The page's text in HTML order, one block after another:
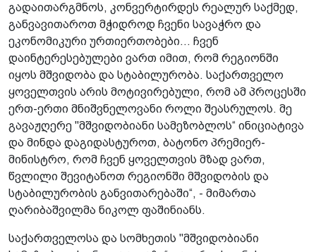
გადაითარგმნოს, კონვერტირდეს რეალურ საქმედ,
განვავითაროთ მჭიდროდ ჩვენი სავაჭრო და
ეკონომიკური ურთიერთობები... ჩვენ
დაინტერესებულები ვართ იმით, რომ რეგიონში
იყოს მშვიდობა და სტაბილურობა. საქართველო
ყოველთვის არის მოტივირებული, რომ ამ პროცესში
ერთ-ერთი მნიშვნელოვანი როლი შეასრულოს. მე
გავაჟღერე "მშვიდობიანი სამეზობლოს“ ინიციატივა
და მინდა დაგიდასტუროთ, ბატონო პრემიერ-
მინისტრო, რომ ჩვენ ყოველთვის მზად ვართ,
წვლილი შევიტანოთ რეგიონში მშვიდობის და
სტაბილურობის განვითარებაში“, - მიმართა
ღარიბაშვილმა ნიკოლ ფაშინიანს.
საქართველოსა და სომხეთის "მშვიდობიანი